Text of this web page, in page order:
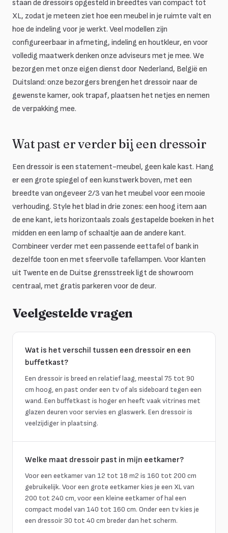
staan de dressoirs opgesteld in breedtes van compact tot
XL, zodat je meteen ziet hoe een meubel in je ruimte valt en
hoe de indeling voor je werkt. Veel modellen zijn
configureerbaar in afmeting, indeling en houtkleur, en voor
volledig maatwerk denken onze adviseurs met je mee. We
bezorgen met onze eigen dienst door Nederland, België en
Duitsland: onze bezorgers brengen het dressoir naar de
gewenste kamer, ook trapaf, plaatsen het netjes en nemen
de verpakking mee.
Wat past er verder bij een dressoir
Een dressoir is een statement-meubel, geen kale kast. Hang
er een grote spiegel of een kunstwerk boven, met een
breedte van ongeveer 2/3 van het meubel voor een mooie
verhouding. Style het blad in drie zones: een hoog item aan
de ene kant, iets horizontaals zoals gestapelde boeken in het
midden en een lamp of schaaltje aan de andere kant.
Combineer verder met een passende eettafel of bank in
dezelfde toon en met sfeervolle tafellampen. Voor klanten
uit Twente en de Duitse grensstreek ligt de showroom
centraal, met gratis parkeren voor de deur.
Veelgestelde vragen
Wat is het verschil tussen een dressoir en een
buffetkast?
Een dressoir is breed en relatief laag, meestal 75 tot 90
cm hoog, en past onder een tv of als sideboard tegen een
wand. Een buffetkast is hoger en heeft vaak vitrines met
glazen deuren voor servies en glaswerk. Een dressoir is
veelzijdiger in plaatsing.
Welke maat dressoir past in mijn eetkamer?
Voor een eetkamer van 12 tot 18 m2 is 160 tot 200 cm
gebruikelijk. Voor een grote eetkamer kies je een XL van
200 tot 240 cm, voor een kleine eetkamer of hal een
compact model van 140 tot 160 cm. Onder een tv kies je
een dressoir 30 tot 40 cm breder dan het scherm.